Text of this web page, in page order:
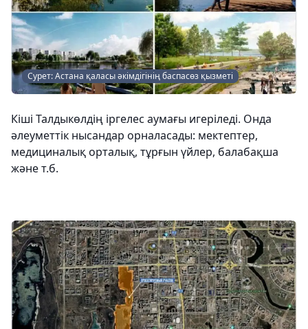
Сурет: Астана қаласы әкімдігінің баспасөз қызметі
Кіші Талдыкөлдің іргелес аумағы игеріледі. Онда
әлеуметтік нысандар орналасады: мектептер,
медициналық орталық, тұрғын үйлер, балабақша
және т.б.